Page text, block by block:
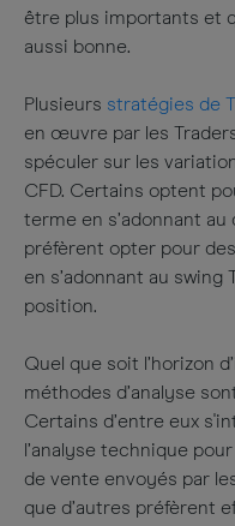
être plus importants et
aussi bonne.
Plusieurs stratégies de
en œuvre par les
spéculer sur les
CFD. Certains optent
terme en s’adonnant au
préfèrent opter pour
en s’adonnant au swing
position.
Quel que soit l’horizon
méthodes d’analyse
Certains d’entre eux
l’analyse technique
de vente envoyés par
que d’autres préfèrent